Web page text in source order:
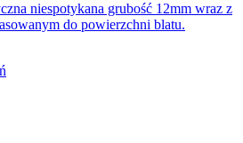
niespotykana grubość 12mm wraz z
do powierzchni blatu.